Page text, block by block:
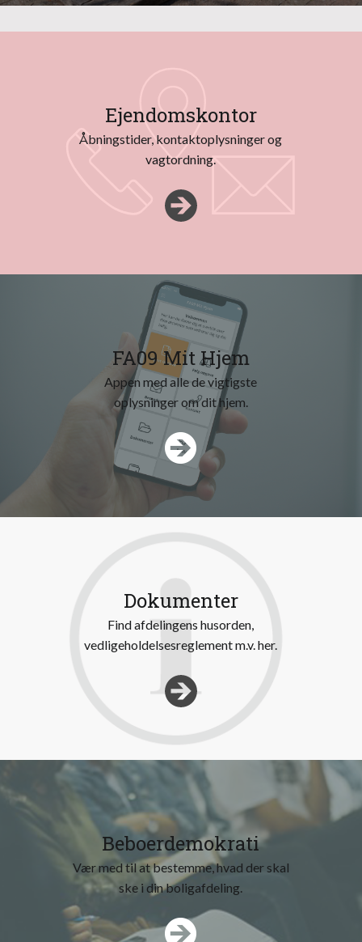
Ejendomskontor
Åbningstider, kontaktoplysninger og
vagtordning.
FA09 Mit Hjem
Appen med alle de vigtigste
oplysninger om dit hjem.
Dokumenter
Find afdelingens husorden,
vedligeholdelsesreglement m.v. her.
Beboerdemokrati
Vær med til at bestemme, hvad der skal
ske i din boligafdeling.